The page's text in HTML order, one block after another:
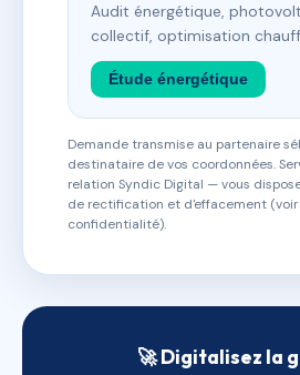
Audit énergétique,
collectif, optimisation
Étude énergétique
Demande transmise au partenaire
destinataire de vos coordonnées.
relation Syndic Digital — vous
de rectification et d'effacement
confidentialité).
🚀 Digitalisez la